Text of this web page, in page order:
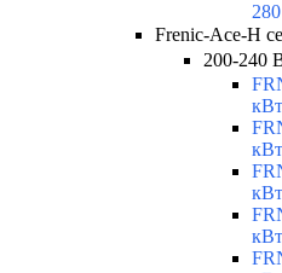
Frenic-Ace-H
200-240
кВт
кВт
кВт
кВт